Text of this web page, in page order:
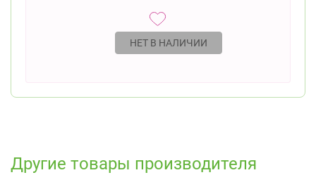
НЕТ В НАЛИЧИИ
Другие товары производителя